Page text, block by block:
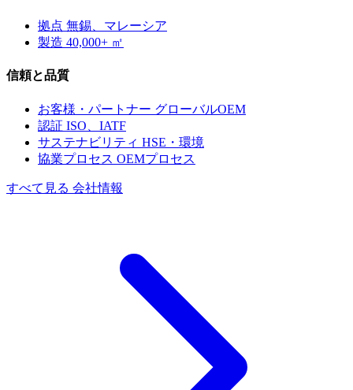
拠点 無錫、マレーシア
製造 40,000+ ㎡
信頼と品質
お客様・パートナー グローバルOEM
認証 ISO、IATF
サステナビリティ HSE・環境
協業プロセス OEMプロセス
すべて見る 会社情報